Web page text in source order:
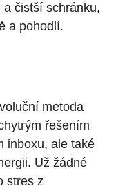
čistší schránku,
a pohodlí.
metoda
řešením
inboxu, ale také
Už žádné
stres z